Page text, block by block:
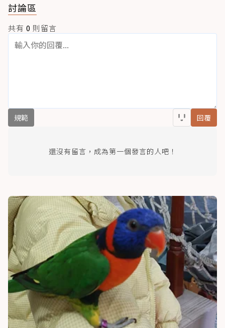
討論區
共有 0 則留言
規範 回覆
還沒有留言，成為第一個發言的人吧！